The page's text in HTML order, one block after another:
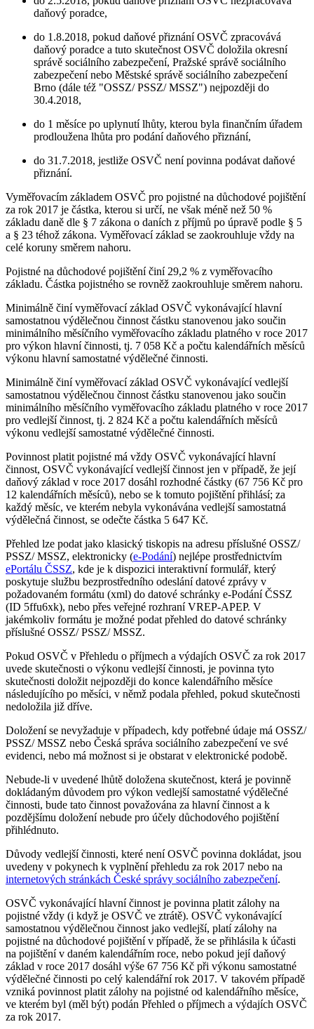
daňový poradce,
do 1.8.2018, pokud daňové přiznání OSVČ zpracovává
daňový poradce a tuto skutečnost OSVČ doložila okresní
správě sociálního zabezpečení, Pražské správě sociálního
zabezpečení nebo Městské správě sociálního zabezpečení
Brno (dále též "OSSZ/ PSSZ/ MSSZ") nejpozději do
30.4.2018,
do 1 měsíce po uplynutí lhůty, kterou byla finančním úřadem
prodloužena lhůta pro podání daňového přiznání,
do 31.7.2018, jestliže OSVČ není povinna podávat daňové
přiznání.
Vyměřovacím základem OSVČ pro pojistné na důchodové pojištění
za rok 2017 je částka, kterou si určí, ne však méně než 50 %
základu daně dle § 7 zákona o daních z příjmů po úpravě podle § 5
a § 23 téhož zákona. Vyměřovací základ se zaokrouhluje vždy na
celé koruny směrem nahoru.
Pojistné na důchodové pojištění činí 29,2 % z vyměřovacího
základu. Částka pojistného se rovněž zaokrouhluje směrem nahoru.
Minimálně činí vyměřovací základ OSVČ vykonávající hlavní
samostatnou výdělečnou činnost částku stanovenou jako součin
minimálního měsíčního vyměřovacího základu platného v roce 2017
pro výkon hlavní činnosti, tj. 7 058 Kč a počtu kalendářních měsíců
výkonu hlavní samostatné výdělečné činnosti.
Minimálně činí vyměřovací základ OSVČ vykonávající vedlejší
samostatnou výdělečnou činnost částku stanovenou jako součin
minimálního měsíčního vyměřovacího základu platného v roce 2017
pro vedlejší činnost, tj. 2 824 Kč a počtu kalendářních měsíců
výkonu vedlejší samostatné výdělečné činnosti.
Povinnost platit pojistné má vždy OSVČ vykonávající hlavní
činnost, OSVČ vykonávající vedlejší činnost jen v případě, že její
daňový základ v roce 2017 dosáhl rozhodné částky (67 756 Kč pro
12 kalendářních měsíců), nebo se k tomuto pojištění přihlásí; za
každý měsíc, ve kterém nebyla vykonávána vedlejší samostatná
výdělečná činnost, se odečte částka 5 647 Kč.
Přehled lze podat jako klasický tiskopis na adresu příslušné OSSZ/
PSSZ/ MSSZ, elektronicky (e-Podání) nejlépe prostřednictvím
ePortálu ČSSZ, kde je k dispozici interaktivní formulář, který
poskytuje službu bezprostředního odeslání datové zprávy v
požadovaném formátu (xml) do datové schránky e-Podání ČSSZ
(ID 5ffu6xk), nebo přes veřejné rozhraní VREP-APEP. V
jakémkoliv formátu je možné podat přehled do datové schránky
příslušné OSSZ/ PSSZ/ MSSZ.
Pokud OSVČ v Přehledu o příjmech a výdajích OSVČ za rok 2017
uvede skutečnosti o výkonu vedlejší činnosti, je povinna tyto
skutečnosti doložit nejpozději do konce kalendářního měsíce
následujícího po měsíci, v němž podala přehled, pokud skutečnosti
nedoložila již dříve.
Doložení se nevyžaduje v případech, kdy potřebné údaje má OSSZ/
PSSZ/ MSSZ nebo Česká správa sociálního zabezpečení ve své
evidenci, nebo má možnost si je obstarat v elektronické podobě.
Nebude-li v uvedené lhůtě doložena skutečnost, která je povinně
dokládaným důvodem pro výkon vedlejší samostatné výdělečné
činnosti, bude tato činnost považována za hlavní činnost a k
pozdějšímu doložení nebude pro účely důchodového pojištění
přihlédnuto.
Důvody vedlejší činnosti, které není OSVČ povinna dokládat, jsou
uvedeny v pokynech k vyplnění přehledu za rok 2017 nebo na
internetových stránkách České správy sociálního zabezpečení.
OSVČ vykonávající hlavní činnost je povinna platit zálohy na
pojistné vždy (i když je OSVČ ve ztrátě). OSVČ vykonávající
samostatnou výdělečnou činnost jako vedlejší, platí zálohy na
pojistné na důchodové pojištění v případě, že se přihlásila k účasti
na pojištění v daném kalendářním roce, nebo pokud její daňový
základ v roce 2017 dosáhl výše 67 756 Kč při výkonu samostatné
výdělečné činnosti po celý kalendářní rok 2017. V takovém případě
vzniká povinnost platit zálohy na pojistné od kalendářního měsíce,
ve kterém byl (měl být) podán Přehled o příjmech a výdajích OSVČ
za rok 2017.